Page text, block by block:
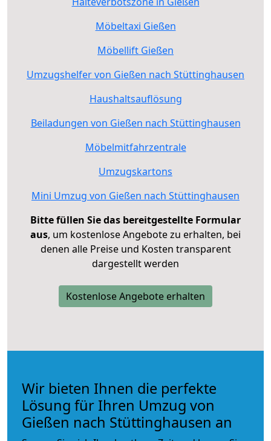
Möbeltaxi Gießen
Möbellift Gießen
Umzugshelfer von Gießen nach Stüttinghausen
Haushaltsauflösung
Beiladungen von Gießen nach Stüttinghausen
Möbelmitfahrzentrale
Umzugskartons
Mini Umzug von Gießen nach Stüttinghausen
Bitte füllen Sie das bereitgestellte Formular
aus, um kostenlose Angebote zu erhalten, bei
denen alle Preise und Kosten transparent
dargestellt werden
Kostenlose Angebote erhalten
Wir bieten Ihnen die perfekte
Lösung für Ihren Umzug von
Gießen nach Stüttinghausen an